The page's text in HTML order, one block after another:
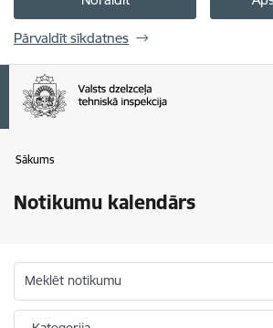
Pārvaldīt sīkdatnes
Sākums
Notikumu kalendārs
Meklēt notikumu